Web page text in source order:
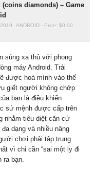
diamonds) – Game
ANDROID - Price: $0.00
súng xạ thủ với phong
máy Android. Trải
được hoà mình vào thế
giết người không chớp
bạn là điều khiển
sứ mệnh được cấp trên
nhắm tiêu diệt căn cứ
dạng và nhiều nâng
chơi phải tập trung
vì chỉ cần “sai một ly đi
ra bạn.